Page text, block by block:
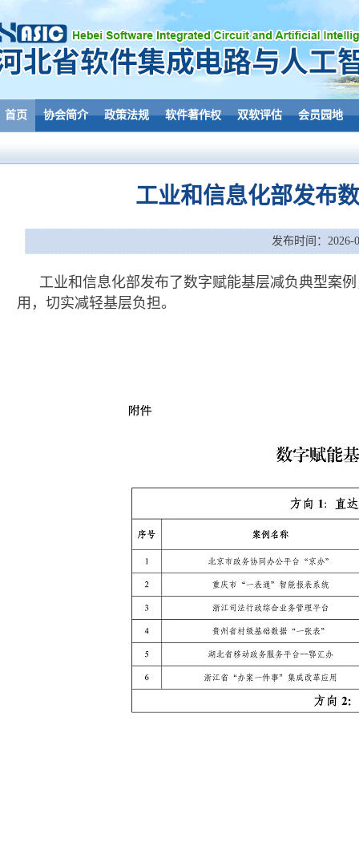
首页 协会简介 政策法规 软件著作权 双软评估 会员园地
工业和信息化部发布
发布时间：2026-
工业和信息化部发布了数字赋能基层减负典型案
用，切实减轻基层负担。